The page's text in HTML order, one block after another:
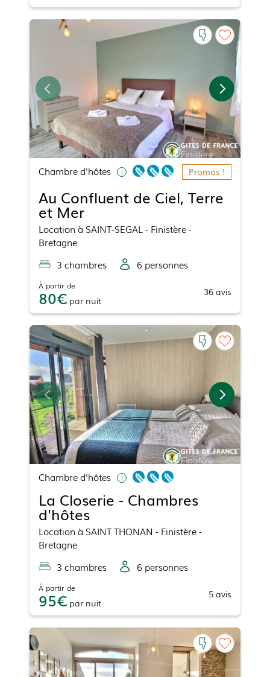
Chambre d'hôtes Promos !
Au Confluent de Ciel, Terre
et Mer
Location à SAINT-SEGAL - Finistère -
Bretagne
3 chambres 6 personnes
À partir de
80 par nuit
36 avis
Chambre d'hôtes
La Closerie - Chambres
d'hôtes
Location à SAINT THONAN - Finistère -
Bretagne
3 chambres 6 personnes
À partir de
95 par nuit
5 avis